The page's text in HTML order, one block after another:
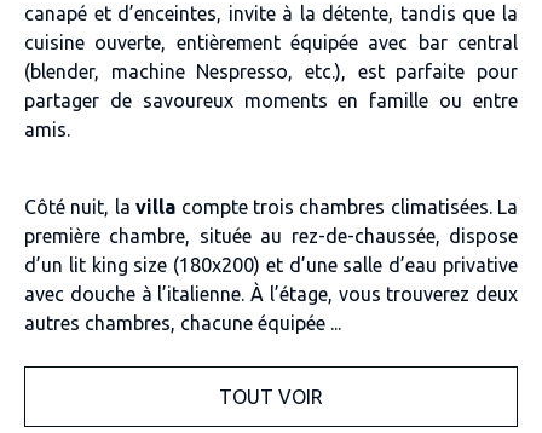
canapé et d’enceintes, invite à la détente, tandis que la
cuisine ouverte, entièrement équipée avec bar central
(blender, machine Nespresso, etc.), est parfaite pour
partager de savoureux moments en famille ou entre
amis.
Côté nuit, lavilla compte trois chambres climatisées. La
première chambre, située au rez-de-chaussée, dispose
d’un lit king size (180x200) et d’une salle d’eau privative
avec douche à l’italienne. À l’étage, vous trouverez deux
autres chambres, chacune équipée ...
TOUT VOIR